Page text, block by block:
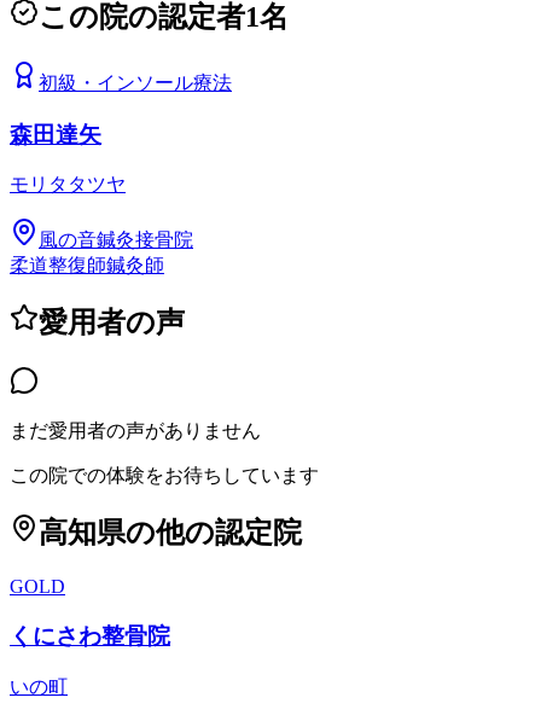
この院の認定者1名
初級 ・ インソール療法
森田達矢
モリタタツヤ
風の音鍼灸接骨院
柔道整復師鍼灸師
愛用者の声
まだ愛用者の声がありません
この院での体験をお待ちしています
高知県の他の認定院
GOLD
くにさわ整骨院
いの町